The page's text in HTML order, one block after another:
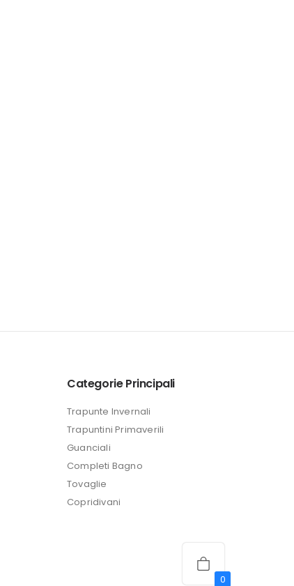
Categorie Principali
Trapunte Invernali
Trapuntini Primaverili
Guanciali
Completi Bagno
Tovaglie
Copridivani
0